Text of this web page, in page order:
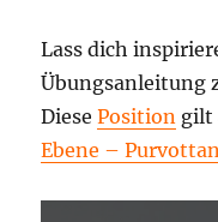
Lass dich
Übungsanleitung
DiesePosition gilt
Ebene –
„SCHIEFE